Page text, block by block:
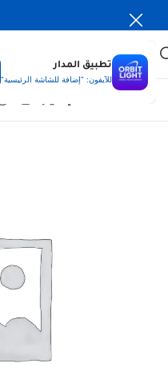
تطبيق المدار
للآيفون: "إضافة للشاشة الرئيسية"